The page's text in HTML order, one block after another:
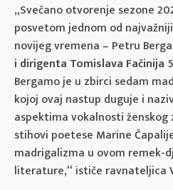
„Svečano otvorenje sezone
posvetom jednom od
novijeg vremena – Petru
i dirigenta Tomislava Fačinija
Bergamo je u zbirci sedam
kojoj ovaj nastup duguje i
aspektima vokalnosti ženskog
stihovi poetese Marine
madrigalizma u ovom remek-
literature,“ ističe ravnateljica